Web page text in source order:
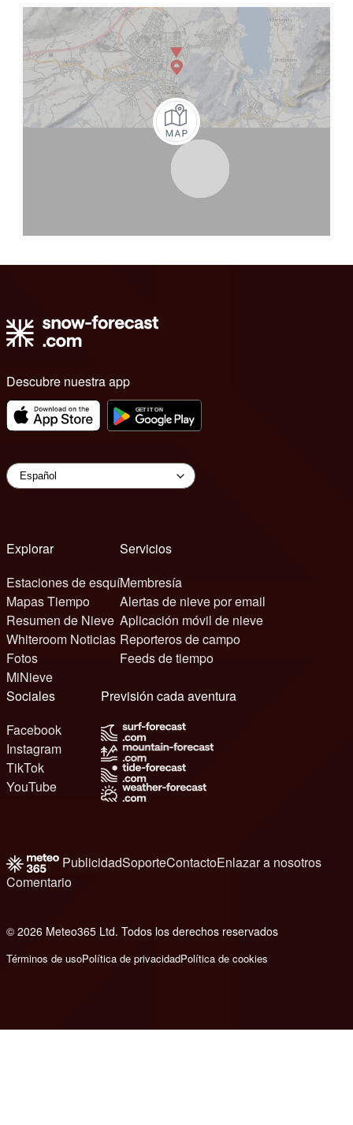
Descubre nuestra app
Explorar
Estaciones de esquí
Mapas Tiempo
Resumen de Nieve
Whiteroom Noticias
Fotos
MiNieve
Servicios
Membresía
Alertas de nieve por email
Aplicación móvil de nieve
Reporteros de campo
Feeds de tiempo
Sociales
Facebook
Instagram
TikTok
YouTube
Previsión cada aventura
PublicidadSoporteContactoEnlazar a nosotros
Comentario
© 2026 Meteo365 Ltd. Todos los derechos reservados
Términos de usoPolítica de privacidadPolítica de cookies